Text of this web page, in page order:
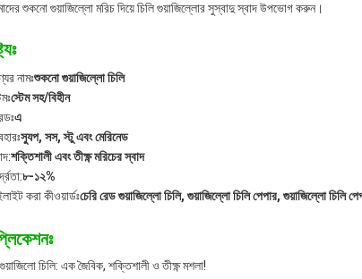
শুকনো গুয়াজিল্লো মরিচ দিয়ে চিলি গুয়াজিল্লোর সুস্বাদু স্বাদ উপভোগ করুন।
নামঃশুকনো গুয়াজিল্লো চিলি
স্টেম সহ/বিহীন
এ
স্যুপ, সস, স্টু এবং মেরিনেড
শক্তিশালী এবং তীক্ষ্ণ মরিচের স্বাদ
৮-১২%
করা কীওয়ার্ডঃচেরি রেড গুয়াজিল্লো চিলি, গুয়াজিল্লো চিলি পেপার, গুয়াজিল্লো চিলি
চিলি: এক জৈবিক, শক্তিশালী ও তীক্ষ্ণ মশলা!